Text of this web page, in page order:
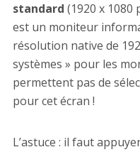
standard (1920 x 1080
est un moniteur
résolution native de
systèmes » pour les
permettent pas de
pour cet écran !
L’astuce : il faut